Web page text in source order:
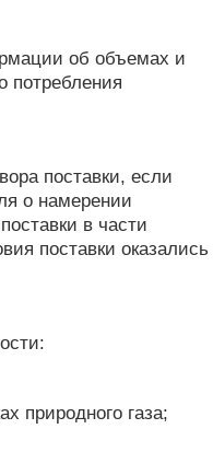
об объемах и
потребления
поставки, если
о намерении
в части
поставки оказались
природного газа;